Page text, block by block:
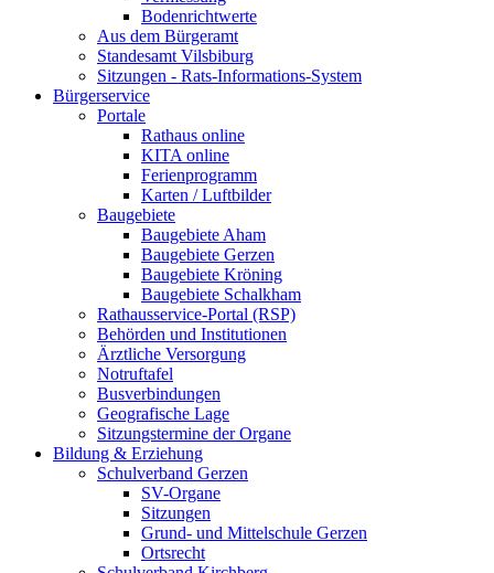
Bodenrichtwerte
Aus dem Bürgeramt
Standesamt Vilsbiburg
Sitzungen - Rats-Informations-System
Bürgerservice
Portale
Rathaus online
KITA online
Ferienprogramm
Karten / Luftbilder
Baugebiete
Baugebiete Aham
Baugebiete Gerzen
Baugebiete Kröning
Baugebiete Schalkham
Rathausservice-Portal (RSP)
Behörden und Institutionen
Ärztliche Versorgung
Notruftafel
Busverbindungen
Geografische Lage
Sitzungstermine der Organe
Bildung & Erziehung
Schulverband Gerzen
SV-Organe
Sitzungen
Grund- und Mittelschule Gerzen
Ortsrecht